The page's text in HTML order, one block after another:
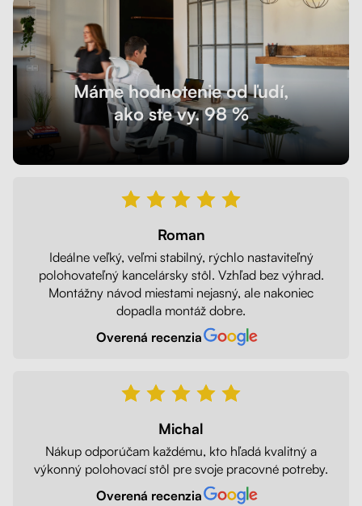
Máme hodnotenie od ľudí,
ako ste vy. 98 %
Roman
Ideálne veľký, veľmi stabilný, rýchlo nastaviteľný
polohovateľný kancelársky stôl. Vzhľad bez výhrad.
Montážny návod miestami nejasný, ale nakoniec
dopadla montáž dobre.
Overená recenzia
Michal
Nákup odporúčam každému, kto hľadá kvalitný a
výkonný polohovací stôl pre svoje pracovné potreby.
Overená recenzia